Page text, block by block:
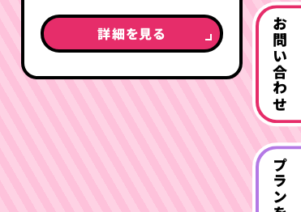
お問い合わせ
詳細を見る